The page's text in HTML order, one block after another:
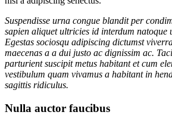
Suspendisse urna congue blandit per
sapien aliquet ultricies id interdum
Egestas sociosqu adipiscing dictumst
maecenas a a dui justo ac dignissim ac.
parturient suscipit metus habitant et cum
vestibulum quam vivamus a habitant in
sagittis ridiculus.
Nulla auctor faucibus